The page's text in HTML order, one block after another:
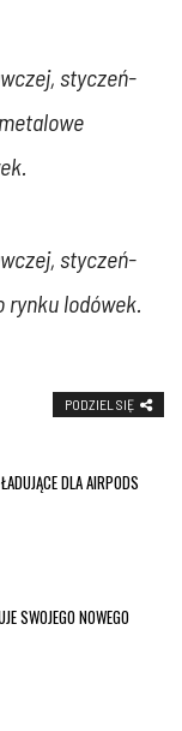
styczeń-
styczeń-
rynku lodówek.
PODZIEL SIĘ
DLA AIRPODS
SWOJEGO NOWEGO